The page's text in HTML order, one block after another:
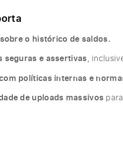
o histórico de saldos.
seguras e assertivas,
políticas internas e
de uploads massivos